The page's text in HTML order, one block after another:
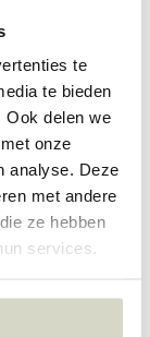
te
te bieden
Ook delen we
onze
analyse. Deze
met andere
ze hebben
services.